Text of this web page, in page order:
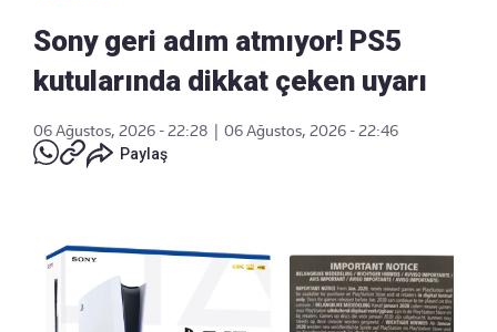
Sony geri adım atmıyor! PS5
kutularında dikkat çeken uyarı
06 Ağustos, 2026 - 22:28
06 Ağustos, 2026 - 22:46
Paylaş